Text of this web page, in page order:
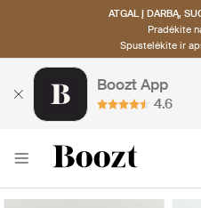
ATGAL Į DARBĄ,
Pradėkite
Spustelėkite ir
Boozt App
4.6